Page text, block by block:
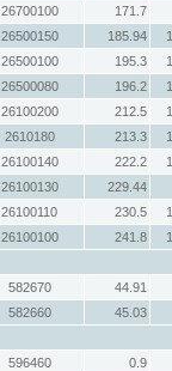
26700100
171.7
26500150 185.94
26500100 195.3
26500080 196.2
26100200 212.5
2610180 213.3
26100140 222.2
26100130
229.44
26100110 230.5
26100100 241.8
582670
44.91
582660
45.03
596460
0.9